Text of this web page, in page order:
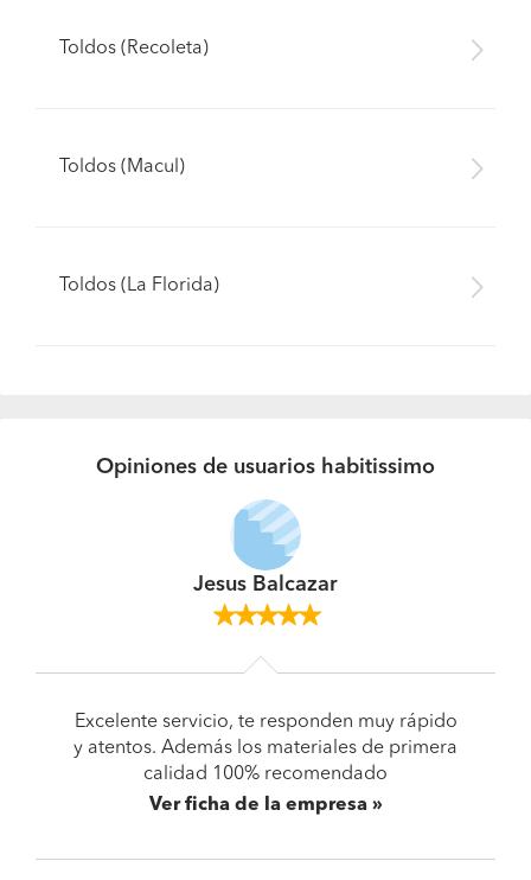
Toldos (Recoleta)
Toldos (Macul)
Toldos (La Florida)
Opiniones de usuarios habitissimo
Jesus Balcazar
Excelente servicio, te responden muy rápido
y atentos. Además los materiales de primera
calidad 100% recomendado
Ver ficha de la empresa